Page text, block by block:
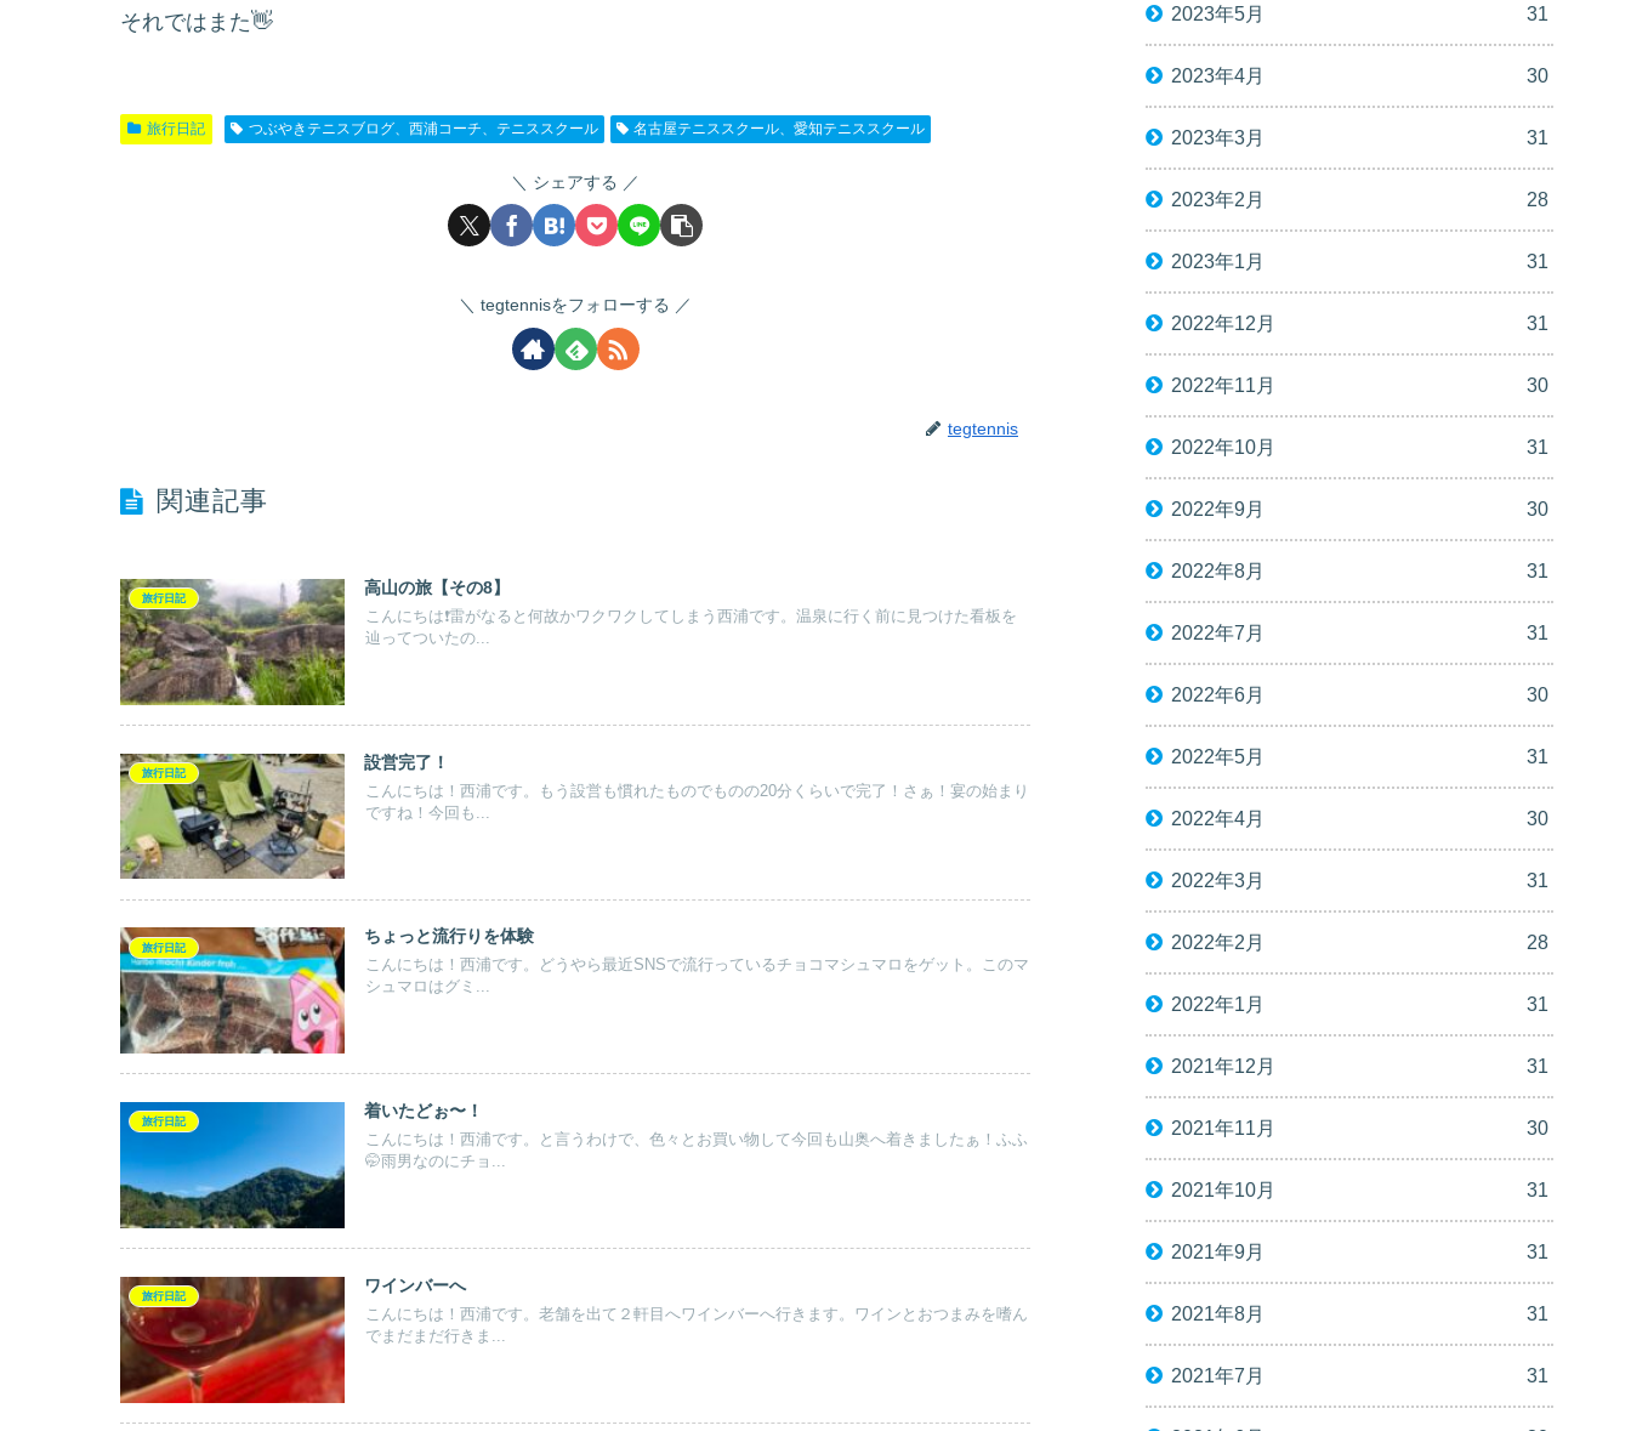
それではまた👋
旅行日記 つぶやきテニスブログ、西浦コーチ、テニススクール 名古屋テニススクール、愛知テニススクール
シェアする
tegtennisをフォローする
tegtennis
関連記事
旅行日記
高山の旅【その8】
こんにちは❗️雷がなると何故かワクワクしてしまう西浦です。温泉に行く前に見つけた看板を
辿ってついたの...
旅行日記
設営完了！
こんにちは！西浦です。もう設営も慣れたものでものの20分くらいで完了！さぁ！宴の始まり
ですね！今回も...
旅行日記
ちょっと流行りを体験
こんにちは！西浦です。どうやら最近SNSで流行っているチョコマシュマロをゲット。このマ
シュマロはグミ...
旅行日記
着いたどぉ〜！
こんにちは！西浦です。と言うわけで、色々とお買い物して今回も山奥へ着きましたぁ！ふふ
🤭雨男なのにチョ...
旅行日記
ワインバーへ
こんにちは！西浦です。老舗を出て２軒目へワインバーへ行きます。ワインとおつまみを嗜ん
でまだまだ行きま...
2023年5月 31
2023年4月 30
2023年3月 31
2023年2月 28
2023年1月 31
2022年12月 31
2022年11月 30
2022年10月 31
2022年9月 30
2022年8月 31
2022年7月 31
2022年6月 30
2022年5月 31
2022年4月 30
2022年3月 31
2022年2月 28
2022年1月 31
2021年12月 31
2021年11月 30
2021年10月 31
2021年9月 31
2021年8月 31
2021年7月 31